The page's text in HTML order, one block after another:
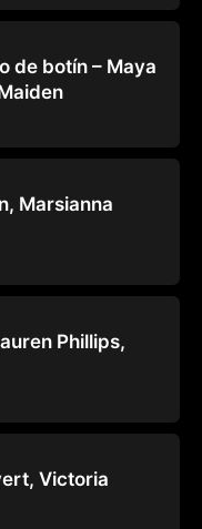
de botín – Maya
Marsianna
Phillips,
Victoria